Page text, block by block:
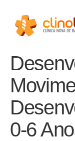
0-6